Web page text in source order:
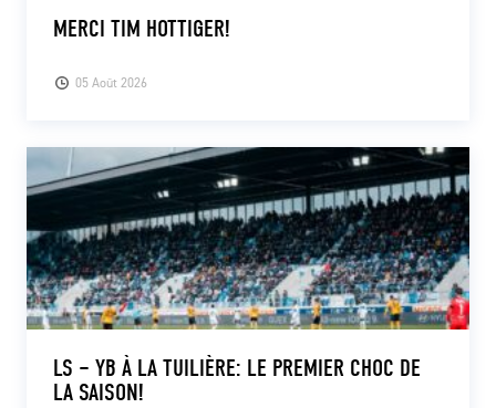
05 Août 2026
MERCI TIM HOTTIGER!
LS – YB À LA TUILIÈRE: LE PREMIER CHOC DE
LA SAISON!